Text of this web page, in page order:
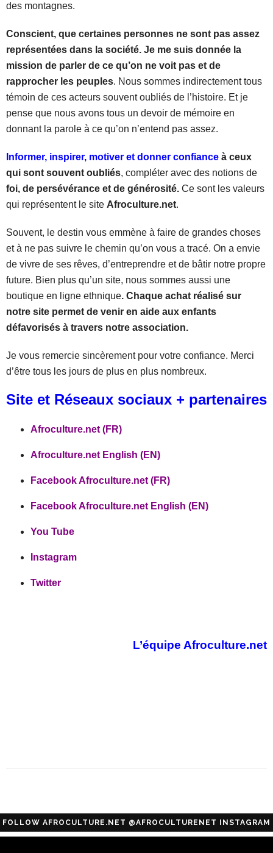
des montagnes.
Conscient, que certaines personnes ne sont pas assez
représentées dans la société. Je me suis donnée la
mission de parler de ce qu’on ne voit pas et de
rapprocher les peuples. Nous sommes indirectement tous
témoin de ces acteurs souvent oubliés de l’histoire. Et je
pense que nous avons tous un devoir de mémoire en
donnant la parole à ce qu’on n’entend pas assez.
Informer, inspirer, motiver et donner confiance à ceux
qui sont souvent oubliés, compléter avec des notions de
foi, de persévérance et de générosité. Ce sont les valeurs
qui représentent le site Afroculture.net.
Souvent, le destin vous emmène à faire de grandes choses
et à ne pas suivre le chemin qu’on vous a tracé. On a envie
de vivre de ses rêves, d’entreprendre et de bâtir notre propre
future. Bien plus qu’un site, nous sommes aussi une
boutique en ligne ethnique. Chaque achat réalisé sur
notre site permet de venir en aide aux enfants
défavorisés à travers notre association.
Je vous remercie sincèrement pour votre confiance. Merci
d’être tous les jours de plus en plus nombreux.
Site et Réseaux sociaux + partenaires
Afroculture.net (FR)
Afroculture.net English (EN)
Facebook Afroculture.net (FR)
Facebook Afroculture.net English (EN)
You Tube
Instagram
Twitter
L’équipe Afroculture.net
FOLLOW AFROCULTURE.NET @AFROCULTURENET INSTAGRAM
Configuration error or no pictures...